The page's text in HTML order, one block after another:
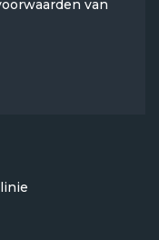
van